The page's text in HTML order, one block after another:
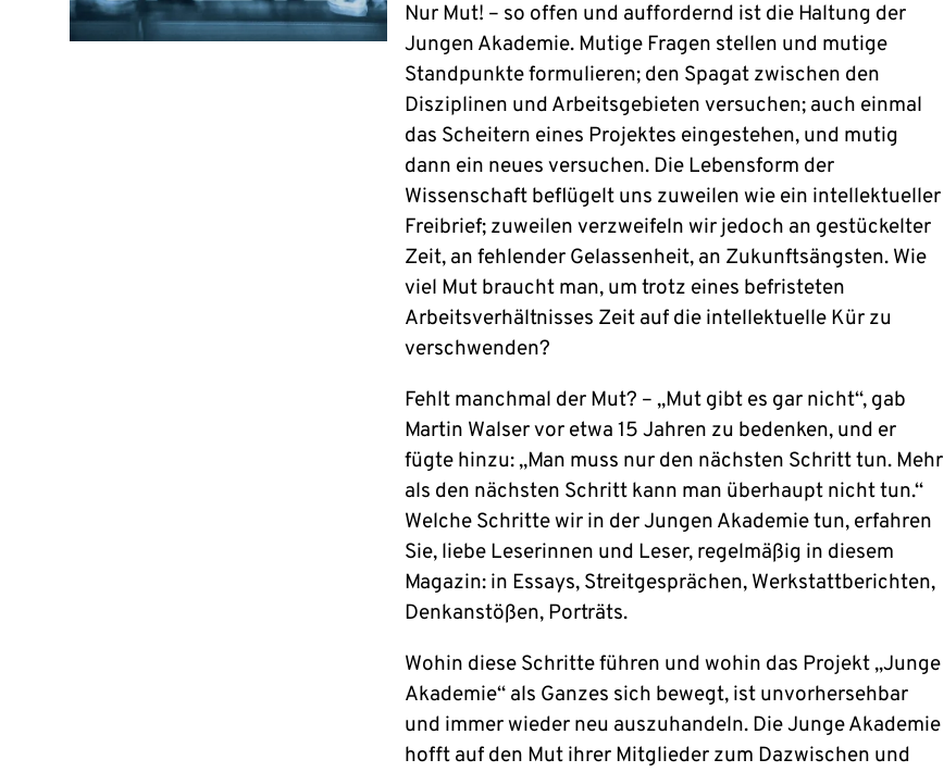
Nur Mut! – so offen und auffordernd ist die Haltung der
Jungen Akademie. Mutige Fragen stellen und mutige
Standpunkte formulieren; den Spagat zwischen den
Disziplinen und Arbeitsgebieten versuchen; auch einmal
das Scheitern eines Projektes eingestehen, und mutig
dann ein neues versuchen. Die Lebensform der
Wissenschaft beflügelt uns zuweilen wie ein intellektueller
Freibrief; zuweilen verzweifeln wir jedoch an gestückelter
Zeit, an fehlender Gelassenheit, an Zukunftsängsten. Wie
viel Mut braucht man, um trotz eines befristeten
Arbeitsverhältnisses Zeit auf die intellektuelle Kür zu
verschwenden?
Fehlt manchmal der Mut? – „Mut gibt es gar nicht“, gab
Martin Walser vor etwa 15 Jahren zu bedenken, und er
fügte hinzu: „Man muss nur den nächsten Schritt tun. Mehr
als den nächsten Schritt kann man überhaupt nicht tun.“
Welche Schritte wir in der Jungen Akademie tun, erfahren
Sie, liebe Leserinnen und Leser, regelmäßig in diesem
Magazin: in Essays, Streitgesprächen, Werkstattberichten,
Denkanstößen, Porträts.
Wohin diese Schritte führen und wohin das Projekt „Junge
Akademie“ als Ganzes sich bewegt, ist unvorhersehbar
und immer wieder neu auszuhandeln. Die Junge Akademie
hofft auf den Mut ihrer Mitglieder zum Dazwischen und